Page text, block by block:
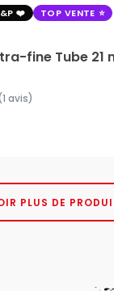
TOP VENTE
fine Tube 21
avis)
PLUS DE